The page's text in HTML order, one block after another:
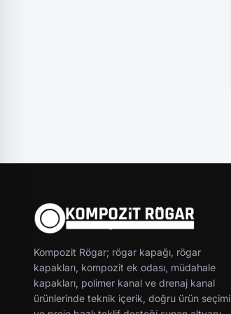
Kompozit Rögar; rögar kapağı, rögar
kapakları, kompozit ek odası, müdahale
kapakları, polimer kanal ve drenaj kanal
ürünlerinde teknik içerik, doğru ürün seçimi